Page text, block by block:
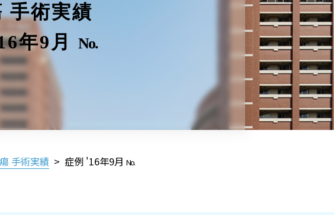
手術実績
年9月
No.
手術実績 > 症例 '16年9月No.